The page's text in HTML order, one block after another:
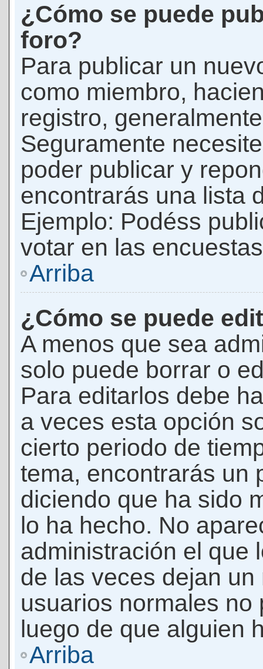
¿Cómo se puede
foro?
Para publicar un
como miembro,
registro,
Seguramente
poder publicar y
encontrarás una lista
Ejemplo: Podéss
votar en las
Arriba
¿Cómo se puede
A menos que sea
solo puede borrar o
Para editarlos debe
a veces esta opción
cierto periodo de
tema, encontrarás un
diciendo que ha sido
lo ha hecho. No
administración el que
de las veces dejan
usuarios normales
luego de que alguien
Arriba